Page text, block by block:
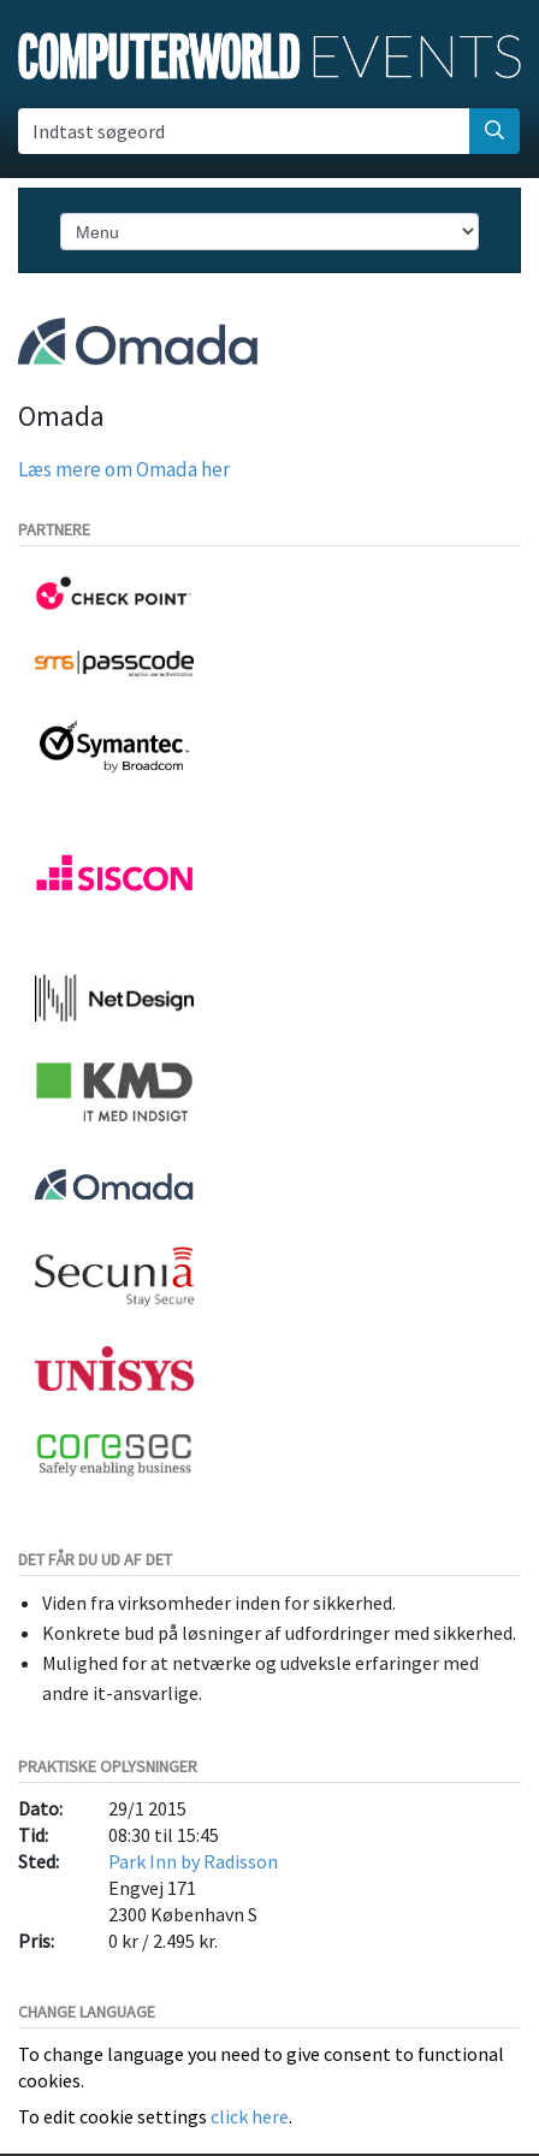
Indtast søgeord
Omada
Læs mere om Omada her
PARTNERE
DET FÅR DU UD AF DET
Viden fra virksomheder inden for sikkerhed.
Konkrete bud på løsninger af udfordringer med sikkerhed.
Mulighed for at netværke og udveksle erfaringer med
andre it-ansvarlige.
PRAKTISKE OPLYSNINGER
Dato:
29/1 2015
Tid:
08:30 til 15:45
Sted:
Park Inn by Radisson
Engvej 171
2300 København S
Pris:
0 kr / 2.495 kr.
CHANGE LANGUAGE
To change language you need to give consent to functional
cookies.
To edit cookie settings click here.